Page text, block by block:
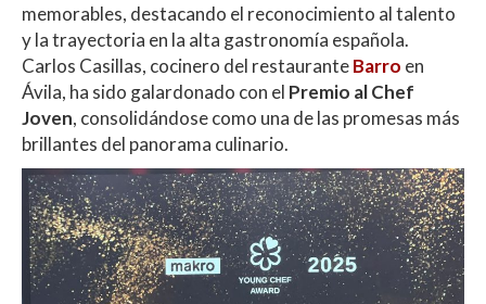
memorables, destacando el reconocimiento al talento
y la trayectoria en la alta gastronomía española.
Carlos Casillas, cocinero del restauranteBarro en
Ávila, ha sido galardonado con el Premio al Chef
Joven, consolidándose como una de las promesas más
brillantes del panorama culinario.